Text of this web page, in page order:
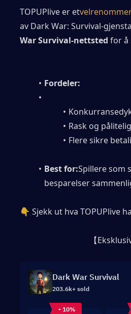
TOPUPlive er et
av Dark War: Survival-
War Survival-nettsted for å
Fordeler:
Rask og
Flere sikre
Best for:Spillere som
besparelser
👇 Sjekk ut hva TOPUPlive
【
Dark War Survival
203.6k+ sold
- 10%